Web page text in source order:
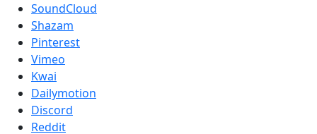
SoundCloud
Shazam
Pinterest
Vimeo
Kwai
Dailymotion
Discord
Reddit